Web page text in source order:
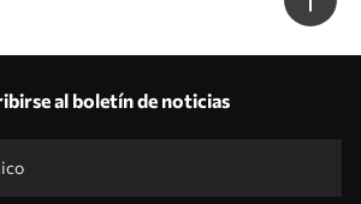
al boletín de noticias